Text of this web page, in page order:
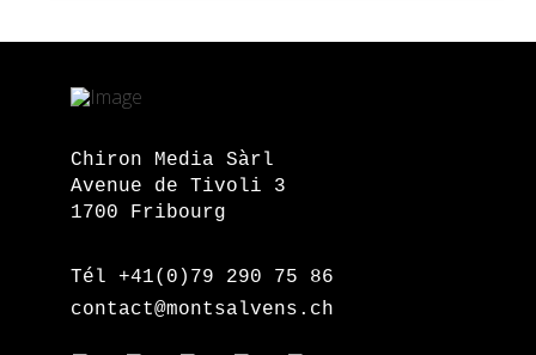
Chiron Media Sàrl
Avenue de Tivoli 3
1700 Fribourg
Tél +41(0)79 290 75 86
contact@montsalvens.ch